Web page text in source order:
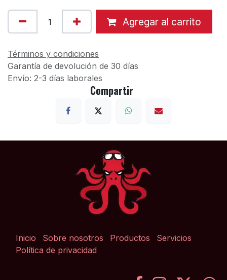
Agregar al carrito
Términos y condiciones
Garantía de devolución de 30 días
Envío: 2-3 días laborales
Compartir
Inicio Sobre nosotros Productos
Servicios
Política de privacidad